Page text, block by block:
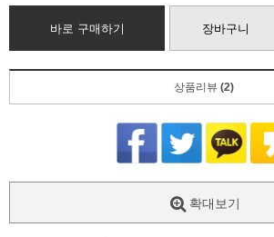
바로 구매하기 장바구니
상품리뷰 (2)
확대보기